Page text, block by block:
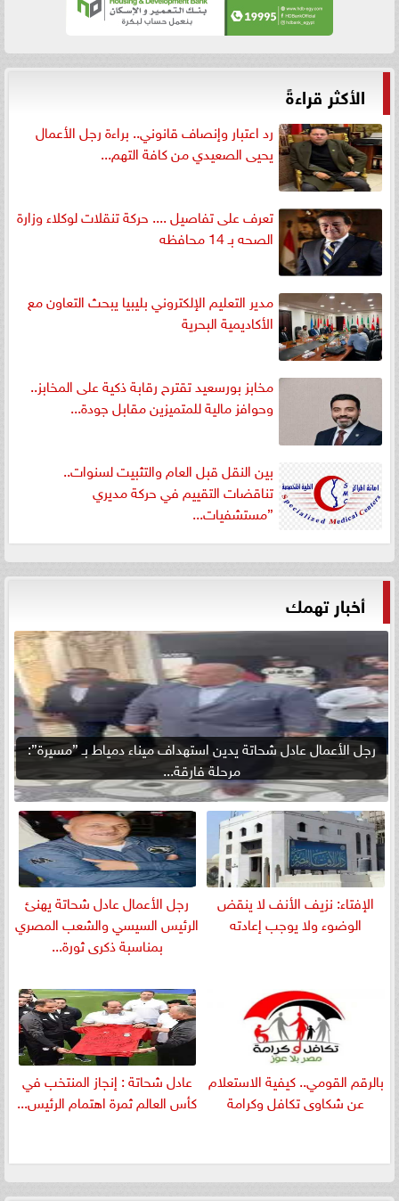
الأكثر قراءةً
رد اعتبار وإنصاف قانوني.. براءة رجل الأعمال
يحيى الصعيدي من كافة التهم...
تعرف على تفاصيل .... حركة تنقلات لوكلاء وزارة
الصحه بـ 14 محافظه
مدير التعليم الإلكتروني بليبيا يبحث التعاون مع
الأكاديمية البحرية
مخابز بورسعيد تقترح رقابة ذكية على المخابز..
وحوافز مالية للمتميزين مقابل جودة...
بين النقل قبل العام والتثبيت لسنوات..
تناقضات التقييم في حركة مديري
”مستشفيات...
أخبار تهمك
رجل الأعمال عادل شحاتة يدين استهداف ميناء دمياط بـ ”مسيرة”:
مرحلة فارقة...
الإفتاء: نزيف الأنف لا ينقض
الوضوء ولا يوجب إعادته
رجل الأعمال عادل شحاتة يهنئ
الرئيس السيسي والشعب المصري
بمناسبة ذكرى ثورة...
بالرقم القومي.. كيفية الاستعلام
عن شكاوى تكافل وكرامة
عادل شحاتة : إنجاز المنتخب في
كأس العالم ثمرة اهتمام الرئيس...